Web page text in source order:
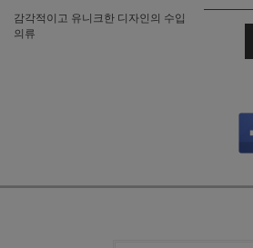
감각적이고 유니크한 디자인의 수입
의류